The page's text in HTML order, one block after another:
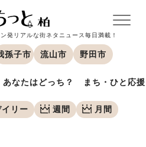
発リアルな街ネタニュース毎日満載！
孫子市 流山市 野田市
あなたはどっち？ まち・ひと応援
イリー 週間 月間